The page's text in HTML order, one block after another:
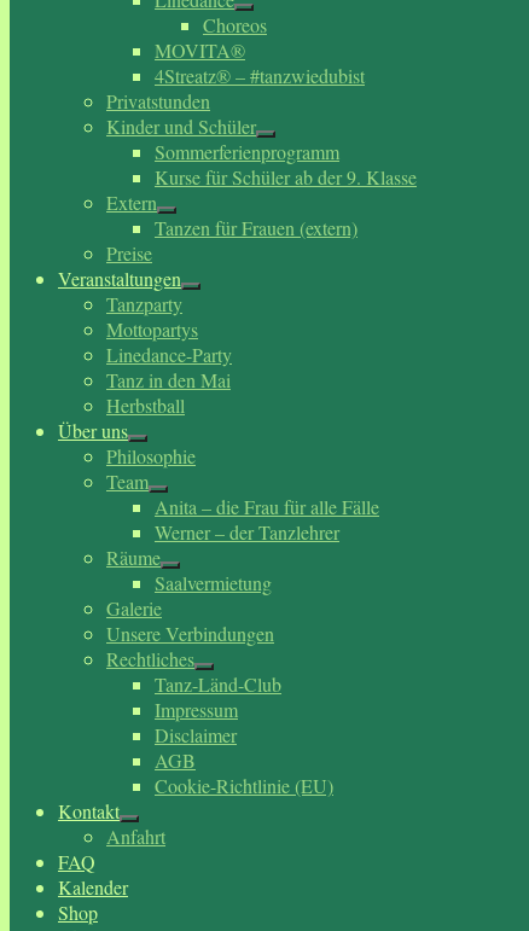
Choreos
MOVITA®
4Streatz® – #tanzwiedubist
Privatstunden
Kinder und Schüler
Sommerferienprogramm
Kurse für Schüler ab der 9. Klasse
Extern
Tanzen für Frauen (extern)
Preise
Veranstaltungen
Tanzparty
Mottopartys
Linedance-Party
Tanz in den Mai
Herbstball
Über uns
Philosophie
Team
Anita – die Frau für alle Fälle
Werner – der Tanzlehrer
Räume
Saalvermietung
Galerie
Unsere Verbindungen
Rechtliches
Tanz-Länd-Club
Impressum
Disclaimer
AGB
Cookie-Richtlinie (EU)
Kontakt
Anfahrt
FAQ
Kalender
Shop